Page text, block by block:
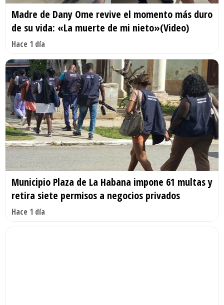
Madre de Dany Ome revive el momento más duro
de su vida: «La muerte de mi nieto»(Video)
Hace 1 día
Municipio Plaza de La Habana impone 61 multas y
retira siete permisos a negocios privados
Hace 1 día